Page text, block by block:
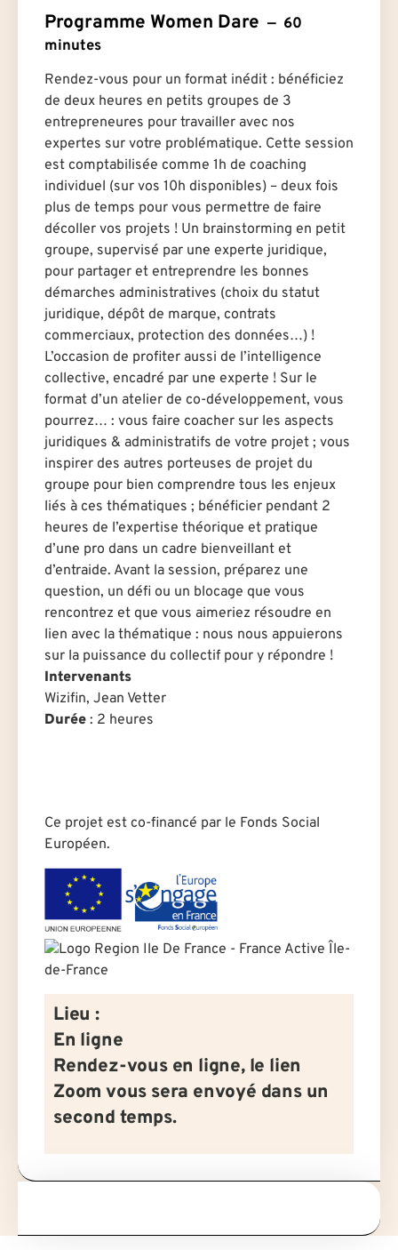
Programme Women Dare
60
minutes
Rendez-vous pour un format inédit : bénéficiez
de deux heures en petits groupes de 3
entrepreneures pour travailler avec nos
expertes sur votre problématique. Cette session
est comptabilisée comme 1h de coaching
individuel (sur vos 10h disponibles) – deux fois
plus de temps pour vous permettre de faire
décoller vos projets ! Un brainstorming en petit
groupe, supervisé par un·e expert·e juridique,
pour partager et entreprendre les bonnes
démarches administratives (choix du statut
juridique, dépôt de marque, contrats
commerciaux, protection des données…) !
L’occasion de profiter aussi de l’intelligence
collective, encadré par un·e expert·e ! Sur le
format d’un atelier de co-développement, vous
pourrez… : vous faire coacher sur les aspects
juridiques & administratifs de votre projet ; vous
inspirer des autres porteuses de projet du
groupe pour bien comprendre tous les enjeux
liés à ces thématiques ; bénéficier pendant 2
heures de l’expertise théorique et pratique
d’un·e pro dans un cadre bienveillant et
d’entraide. Avant la session, préparez une
question, un défi ou un blocage que vous
rencontrez et que vous aimeriez résoudre en
lien avec la thématique : nous nous appuierons
sur la puissance du collectif pour y répondre !
Intervenants
Wizifin, Jean Vetter
Durée : 2 heures
Ce projet est co-financé par le Fonds Social
Européen.
Lieu :
En ligne
Rendez-vous en ligne, le lien
Zoom vous sera envoyé dans un
second temps.